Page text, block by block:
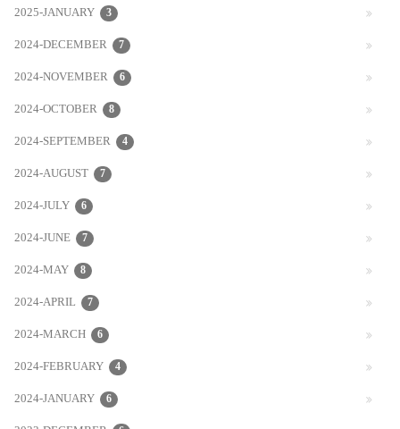
2025-JANUARY 3
2024-DECEMBER 7
2024-NOVEMBER 6
2024-OCTOBER 8
2024-SEPTEMBER 4
2024-AUGUST 7
2024-JULY 6
2024-JUNE 7
2024-MAY 8
2024-APRIL 7
2024-MARCH 6
2024-FEBRUARY 4
2024-JANUARY 6